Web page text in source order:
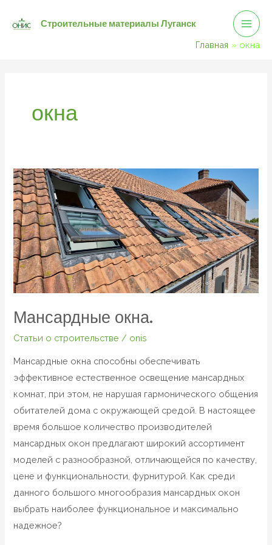
Строительные материалы Луганск
Главная окна
окна
Мансардные окна.
Статьи о строительстве / onis
Мансардные окна способны обеспечивать
эффективное естественное освещение мансардных
комнат, при этом, не нарушая гармонического общения
обитателей дома с окружающей средой. В настоящее
время большое количество производителей
мансардных окон предлагают широкий ассортимент
моделей с разнообразной, отличающейся по качеству,
цене и функциональности, фурнитурой. Как среди
данного большого многообразия мансардных окон
выбрать наиболее функциональное и максимально
надежное?
Мансардные
окна.